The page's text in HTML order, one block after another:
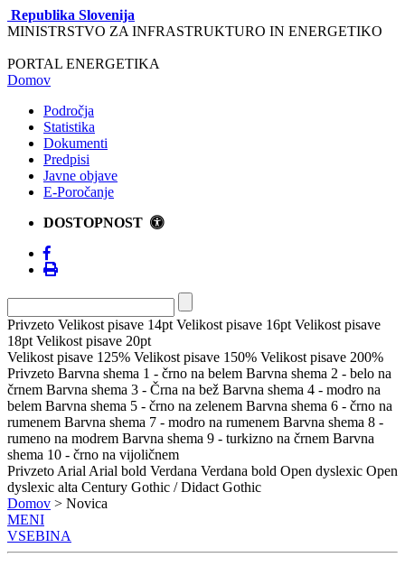
Republika Slovenija
MINISTRSTVO ZA INFRASTRUKTURO IN ENERGETIKO
PORTAL ENERGETIKA
Domov
Področja
Statistika
Dokumenti
Predpisi
Javne objave
E-Poročanje
DOSTOPNOST
Privzeto Velikost pisave 14pt Velikost pisave 16pt Velikost pisave
18pt Velikost pisave 20pt
Velikost pisave 125% Velikost pisave 150% Velikost pisave 200%
Privzeto Barvna shema 1 - črno na belem Barvna shema 2 - belo na
črnem Barvna shema 3 - Črna na bež Barvna shema 4 - modro na
belem Barvna shema 5 - črno na zelenem Barvna shema 6 - črno na
rumenem Barvna shema 7 - modro na rumenem Barvna shema 8 -
rumeno na modrem Barvna shema 9 - turkizno na črnem Barvna
shema 10 - črno na vijoličnem
Privzeto Arial Arial bold Verdana Verdana bold Open dyslexic Open
dyslexic alta Century Gothic / Didact Gothic
Domov > Novica
MENI
VSEBINA